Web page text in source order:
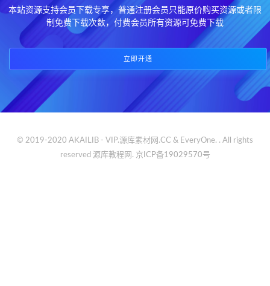
本站资源支持会员下载专享，普通注册会员只能原价购买资源或者限
制免费下载次数，付费会员所有资源可免费下载
立即开通
© 2019-2020 AKAILIB - VIP.源库素材网.CC & EveryOne. . All rights
reserved 源库教程网. 京ICP备19029570号